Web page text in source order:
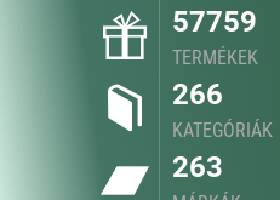
57759
TERMÉKEK
266
KATEGÓRIÁK
263